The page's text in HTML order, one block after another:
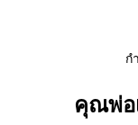
ก
คุณพ่อ